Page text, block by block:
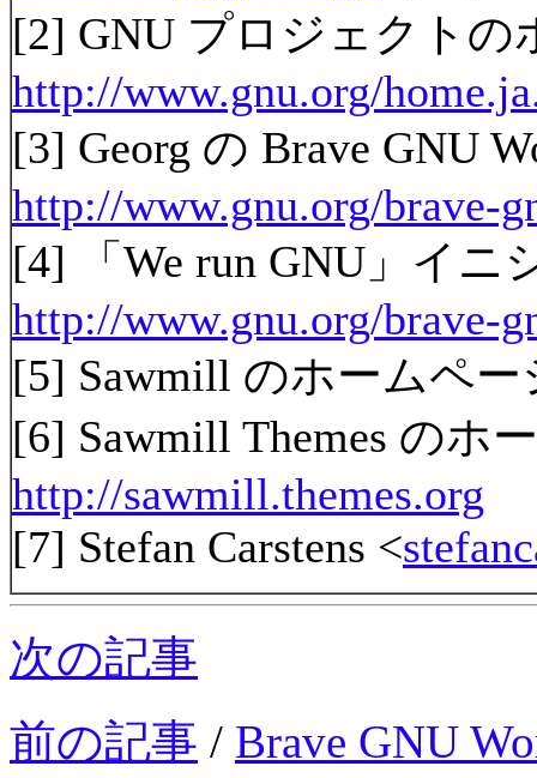
[2] GNU プロジェクトの
http://www.gnu.org/
[3] Georg の Brave GNU
http://www.gnu.org/brave-
[4] 「We run GNU」イニ
http://www.gnu.org/brave-
[5] Sawmill のホームペ
[6] Sawmill Themes のホ
http://sawmill.themes.org
[7] Stefan Carstens <
次の記事
前の記事 / Brave GNU